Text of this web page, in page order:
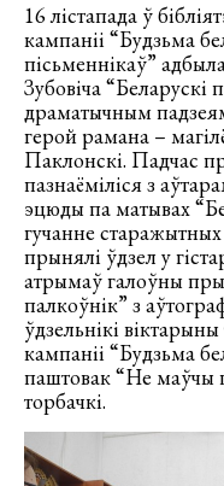
16 лістапада ў
кампаніі “Будзьма
пісьменнікаў”
Зубовіча “Беларускі
драматычным
герой рамана –
Паклонскі. Падчас
пазнаёміліся з
эцюды па матывах
гучанне
прынялі ўдзел у
атрымаў галоўны
палкоўнік” з
ўдзельнікі
кампаніі “Будзьма
паштовак “Не маўчы
торбачкі.